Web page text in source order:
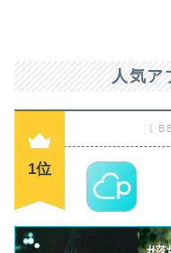
人気ア
1位